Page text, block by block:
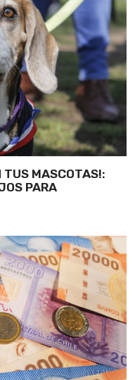
TUS MASCOTAS!:
PARA